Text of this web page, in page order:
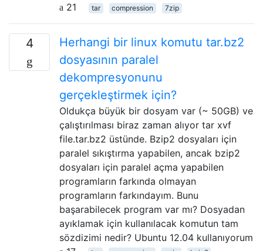
21
tar compression 7zip
4
Herhangi bir linux komutu tar.bz2
dosyasının paralel
dekompresyonunu
gerçekleştirmek için?
Oldukça büyük bir dosyam var (~ 50GB) ve
çalıştırılması biraz zaman alıyor tar xvf
file.tar.bz2 üstünde. Bzip2 dosyaları için
paralel sıkıştırma yapabilen, ancak bzip2
dosyaları için paralel açma yapabilen
programların farkında olmayan
programların farkındayım. Bunu
başarabilecek program var mı? Dosyadan
ayıklamak için kullanılacak komutun tam
sözdizimi nedir? Ubuntu 12.04 kullanıyorum